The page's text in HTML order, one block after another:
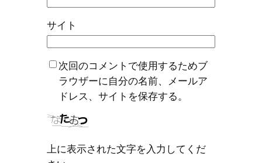
サイト
次回のコメントで使用するためブ
ラウザーに自分の名前、メールア
ドレス、サイトを保存する。
上に表示された文字を入力してくだ